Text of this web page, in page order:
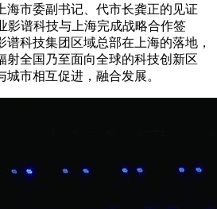
海市委副书记、代市长龚正的见证
影谱科技与上海完成战略合作签
科技集团区域总部在上海的落地，
射全国乃至面向全球的科技创新区
市相互促进，融合发展。